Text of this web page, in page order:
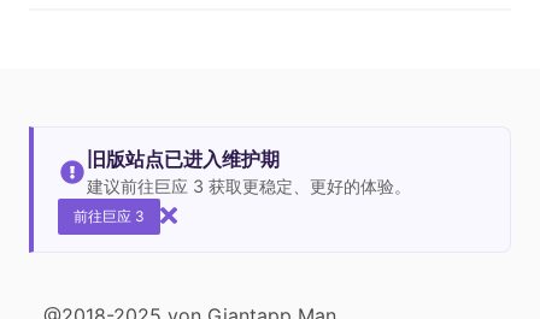
旧版站点已进入维护期
建议前往巨应 3 获取更稳定、更好的体验。
前往巨应 3